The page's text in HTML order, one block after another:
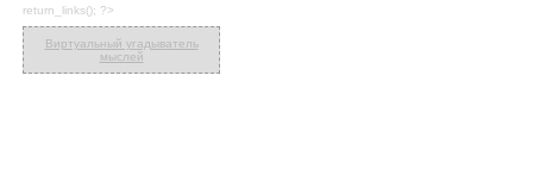
return_links(); ?>
Виртуальный угадыватель
мыслей